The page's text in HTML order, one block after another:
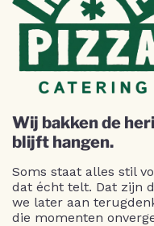
Wij bakken de
blijft hangen.
Soms staat alles stil
dat écht telt. Dat zijn
we later aan
die momenten